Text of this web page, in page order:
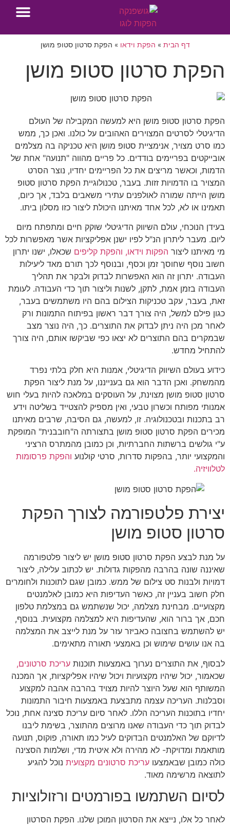
דף הבית » הפקת וידאו » הפקת סרטון סטופ מושן
הפקת סרטון סטופ מושן
הפקת סרטון סטופ מושן היא למעשה המקבילה של העולם
הדיגיטלי לסרטים המצוירים האהובים על כולנו. ואכן כך, ממש
כמו סרט מצויר, אנימציית סטופ מושן היא טכניקה בה מצלמים
אובייקטים בפריימים בודדים. כל פריים מהווה "תנועה" אחת של
הדמות, וכאשר מריצים את כל הפריימים יחדיו, נוצר הסרט
המצויר בו הדמויות זזות. בעבר, טכנולוגיית הפקת סרטון סטופ
מושן הייתה שמורה לאולפנים עתירי משאבים בלבד, אך כיום,
תאמינו או לא, לכל אחד מאיתנו היכולת ליצור כזו מסלון ביתו.
בעידן הנוכחי, עולם השיווק הדיגיטלי שוקק חיים ומתפתח מיום
ליום. מעבר ליתרון הנ"ל לפיו ישנן אפליקציות אשר מאפשרות לכל
מי מאיתנו ליצור הפקות וידאו, והפקת קליפים שכאלו, ישנו יתרון
חשוב נוסף שחוסך זמן וכסף, ובנוסף לכך תורם מאד ליעילות
העבודה. יתרון זה הוא האפשרות לבדוק ולבקר את תהליך
העבודה בזמן אמת, לתקן, לשנות וליצור תוך כדי העבודה. לעומת
זאת, בעבר, עקב טכניקות הצילום בהם היו משתמשים בעבר,
כגון פילם למשל, היה צורך דבר ראשון בפיתוח התמונות ורק
לאחר מכן היה ניתן לבדוק את התוצרים. כך, היה נוצר מצב
שבמקרים בהם התוצרים לא יצאו כפי שביקשו אותם, היה צורך
להתחיל מחדש.
כידוע בעולם השיווק הדיגיטלי, אמנות היא חלק בלתי נפרד
מהמשחק. ואכן הדבר הוא גם בענייננו, על מנת ליצור הפקת
סרטון סטופ מושן מצוינת, על העוסקים במלאכה להיות בעלי חוש
אמנותי מפותח וכשרון טבעי, ואין מספיק להצטייד בשליטה וידע
רב בתכנות ובטכנולוגיה. זו, למעשה, גם הסיבה, שרבים מאיתנו
מכירים הפקת סרטון סטופ מושן בתצורתה ה"חובבנית" המופקת
ע"י גולשים ברשתות החברתיות, וכן כמובן מהמתרס הרציני
והמקצועי יותר, בהפקות סדרות, סרטי קולנוע והפקת פרסומות
לטלוויזיה.
יצירת פלטפורמה לצורך הפקת
סרטון סטופ מושן
על מנת לבצע הפקת סרטון סטופ מושן יש ליצור פלטפורמה
שאיננה שונה בהרבה מהפקות גדולות. יש לכתוב עלילה, ליצור
דמויות ולבנות סט צילום של ממש. כמובן שגם לתוכנות ולחומרים
חלק חשוב בעניין זה, כאשר העדיפות היא כמובן לאלמנטים
מקצועיים. מבחינת מצלמה, יכול שנשתמש גם במצלמת טלפון
חכם, אך ברור הוא, שהעדיפות היא למצלמה מקצועית. בנוסף,
יש להשתמש בחצובה כאביזר עזר על מנת לייצב את המצלמה
בה אנו עושים שימוש וכן באמצעי תאורה מתאימים.
לבסוף, את התוצרים נערוך באמצעות תוכנות עריכת סרטונים,
שכאמור, יכול שיהיו מקצועיות ויכול שיהיו אפליקציות, אך המכנה
המשותף הוא שעל היוצר להיות מצויד בהרבה אהבה למקצוע
וסבלנות. העריכה עצמה מתבצעת באמצעות חיבור התמונות
יחדיו בתוכנות העריכה הללו. לאחר סיום עריכת סצינה אחת, נוכל
לבדוק תוך כדי העבודה שאנו מרוצים מהתוצר, בשימת ליבנו
לדיוקם של האלמנטים הבדוקים לעיל כמו תאורה, פוקוס, תנועה
מותאמת ומדויקת- לא מהירה ולא איטית מדי, ושלמות הסצינה
כולה כמובן שבאמצעו עריכת סרטונים מקצועית נוכל להגיע
לתוצאה מרשימה מאוד.
לסיום השתמשו בפורמטים ורזולוציות
לאחר כל אלו, נייצא את הסרטון המוכן שלנו. הפקת הסרטון